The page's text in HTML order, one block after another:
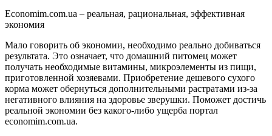
Economim.com.ua – реальная, рациональная, эффективная
экономия
Мало говорить об экономии, необходимо реально добиваться
результата. Это означает, что домашний питомец может
получать необходимые витамины, микроэлементы из пищи,
приготовленной хозяевами. Приобретение дешевого сухого
корма может обернуться дополнительными растратами из-за
негативного влияния на здоровье зверушки. Поможет достичь
реальной экономии без какого-либо ущерба портал
economim.com.ua.